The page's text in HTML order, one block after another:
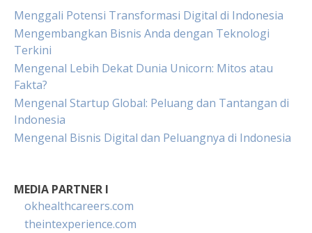
Menggali Potensi Transformasi Digital di Indonesia
Mengembangkan Bisnis Anda dengan Teknologi
Terkini
Mengenal Lebih Dekat Dunia Unicorn: Mitos atau
Fakta?
Mengenal Startup Global: Peluang dan Tantangan di
Indonesia
Mengenal Bisnis Digital dan Peluangnya di Indonesia
MEDIA PARTNER I
okhealthcareers.com
theintexperience.com